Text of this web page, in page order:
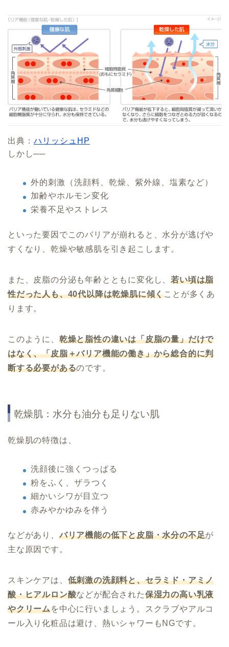
出典： ハリッシュHP
しかし──
外的刺激（洗顔料、乾燥、紫外線、塩素など）
加齢やホルモン変化
栄養不足やストレス
といった要因でこのバリアが崩れると、水分が逃げや
すくなり、乾燥や敏感肌を引き起こします。
また、皮脂の分泌も年齢とともに変化し、若い頃は脂
性だった人も、40代以降は乾燥肌に傾くことが多くあ
ります。
このように、 乾燥と脂性の違いは「皮脂の量」だけで
はなく、「皮脂＋バリア機能の働き」から総合的に判
断する必要があるのです。
乾燥肌：水分も油分も足りない肌
乾燥肌の特徴は、
洗顔後に強くつっぱる
粉をふく、ザラつく
細かいシワが目立つ
赤みやかゆみを伴う
などがあり、 バリア機能の低下と皮脂・水分の不足が
主な原因です。
スキンケアは、 低刺激の洗顔料と、セラミド・アミノ
酸・ヒアルロン酸などが配合された保湿力の高い乳液
やクリームを中心に行いましょう。スクラブやアルコ
ール入り化粧品は避け、熱いシャワーもNGです。